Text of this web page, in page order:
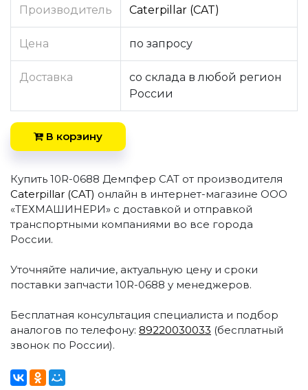
Производитель Caterpillar (CAT)
Цена по запросу
Доставка
со склада в любой регион
России
В корзину
Купить 10R-0688 Демпфер CAT от производителя
Caterpillar (CAT) онлайн в интернет-магазине ООО
«ТЕХМАШИНЕРИ» с доставкой и отправкой
транспортными компаниями во все города
России.
Уточняйте наличие, актуальную цену и сроки
поставки запчасти 10R-0688 у менеджеров.
Бесплатная консультация специалиста и подбор
аналогов по телефону: 89220030033 (бесплатный
звонок по России).